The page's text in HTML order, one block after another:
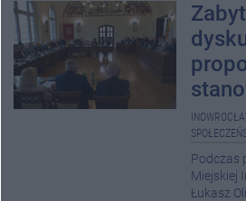
Podczas
Miejskiej
Łukasz